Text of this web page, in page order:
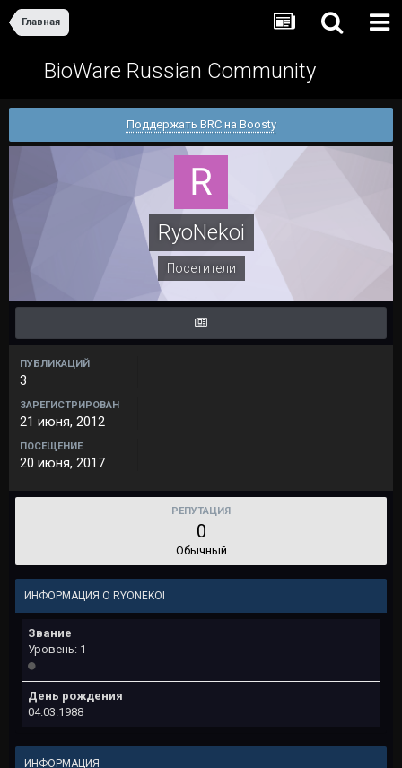
Главная
BioWare Russian Community
Поддержать BRC на Boosty
RyoNekoi
Посетители
ПУБЛИКАЦИЙ
3
ЗАРЕГИСТРИРОВАН
21 июня, 2012
ПОСЕЩЕНИЕ
20 июня, 2017
РЕПУТАЦИЯ
0
Обычный
ИНФОРМАЦИЯ О RYONEKOI
Звание
Уровень: 1
День рождения
04.03.1988
ИНФОРМАЦИЯ